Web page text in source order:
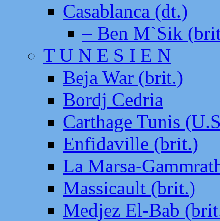
Casablanca (dt.)
– Ben M`Sik
T U N E S I E N
Beja War (brit.)
Bordj Cedria
Carthage Tunis
Enfidaville (brit.)
La Marsa-
Massicault (brit.)
Medjez El-Bab